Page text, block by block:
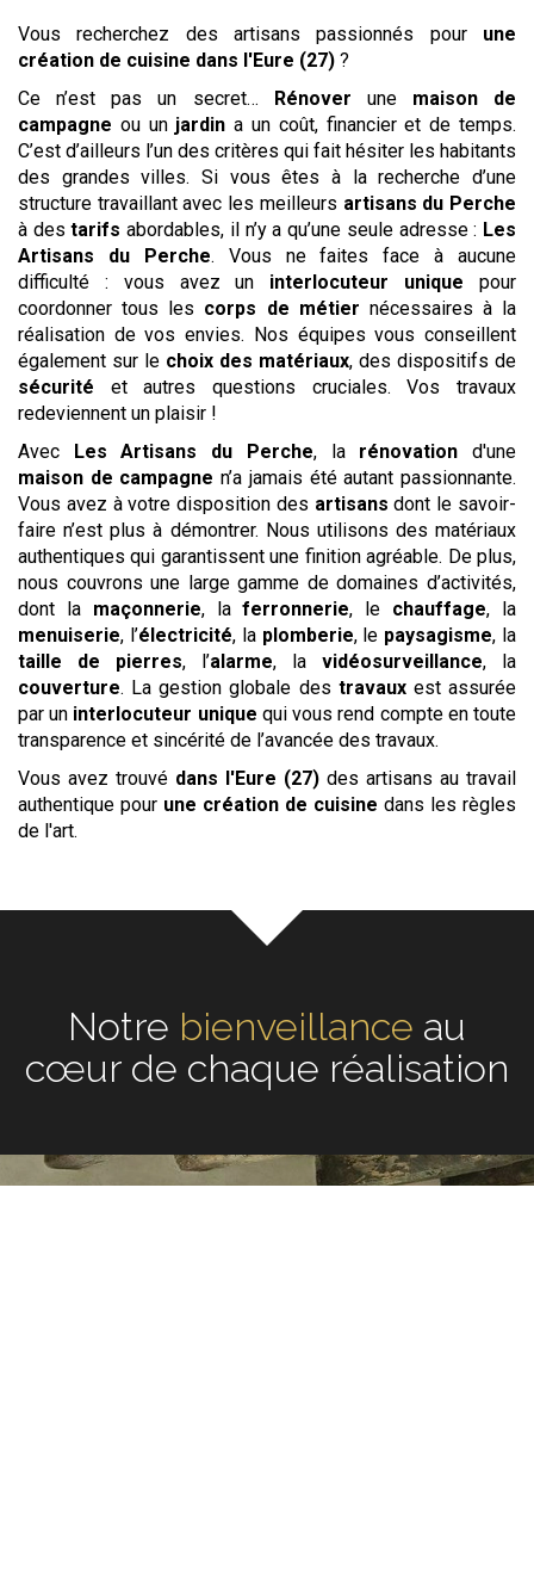
Vous recherchez des artisans passionnés pour
une
création de cuisine dans l'Eure (27) ?
Ce n’est pas un secret… Rénover une maison de
campagne ou un jardin a un coût, financier et de temps.
C’est d’ailleurs l’un des critères qui fait hésiter les habitants
des grandes villes. Si vous êtes à la recherche d’une
structure travaillant avec les meilleurs artisans du Perche
à destarifs abordables, il n’y a qu’une seule adresse : Les
Artisans du Perche. Vous ne faites face à aucune
difficulté : vous avez un interlocuteur unique pour
coordonner tous les corps de métier nécessaires à la
réalisation de vos envies. Nos équipes vous conseillent
également sur le choix des matériaux, des dispositifs de
sécurité et autres questions cruciales. Vos travaux
redeviennent un plaisir !
Avec Les Artisans du Perche, la rénovation d'une
maison de campagne n’a jamais été autant passionnante.
Vous avez à votre disposition des artisans dont le savoir-
faire n’est plus à démontrer. Nous utilisons des matériaux
authentiques qui garantissent une finition agréable. De plus,
nous couvrons une large gamme de domaines d’activités,
dont la maçonnerie, laferronnerie, le chauffage, la
menuiserie, l’électricité, la plomberie, le paysagisme, la
taille de pierres, l’alarme, la vidéosurveillance, la
couverture. La gestion globale des travauxest assurée
par un interlocuteur unique qui vous rend compte en toute
transparence et sincérité de l’avancée des travaux.
Vous avez trouvé dans l'Eure (27) des artisans au travail
authentique pour une création de cuisine dans les règles
de l'art.
Notreécouteau cœur de
chaque réalisation